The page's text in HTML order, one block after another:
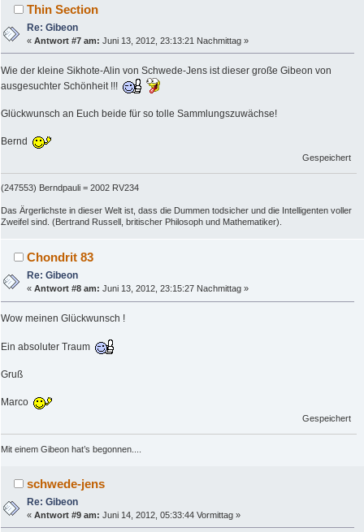
Thin Section
Re: Gibeon
«Antwort #7 am: Juni 13, 2012, 23:13:21 Nachmittag »
Wie der kleine Sikhote-Alin von Schwede-Jens ist dieser große Gibeon von
ausgesuchter Schönheit !!!
Glückwunsch an Euch beide für so tolle Sammlungszuwächse!
Bernd
Gespeichert
(247553) Berndpauli = 2002 RV234
Das Ärgerlichste in dieser Welt ist, dass die Dummen todsicher und die Intelligenten voller
Zweifel sind. (Bertrand Russell, britischer Philosoph und Mathematiker).
Chondrit 83
Re: Gibeon
«Antwort #8 am: Juni 13, 2012, 23:15:27 Nachmittag »
Wow meinen Glückwunsch !
Ein absoluter Traum
Gruß
Marco
Gespeichert
Mit einem Gibeon hat’s begonnen....
schwede-jens
Re: Gibeon
«Antwort #9 am: Juni 14, 2012, 05:33:44 Vormittag »